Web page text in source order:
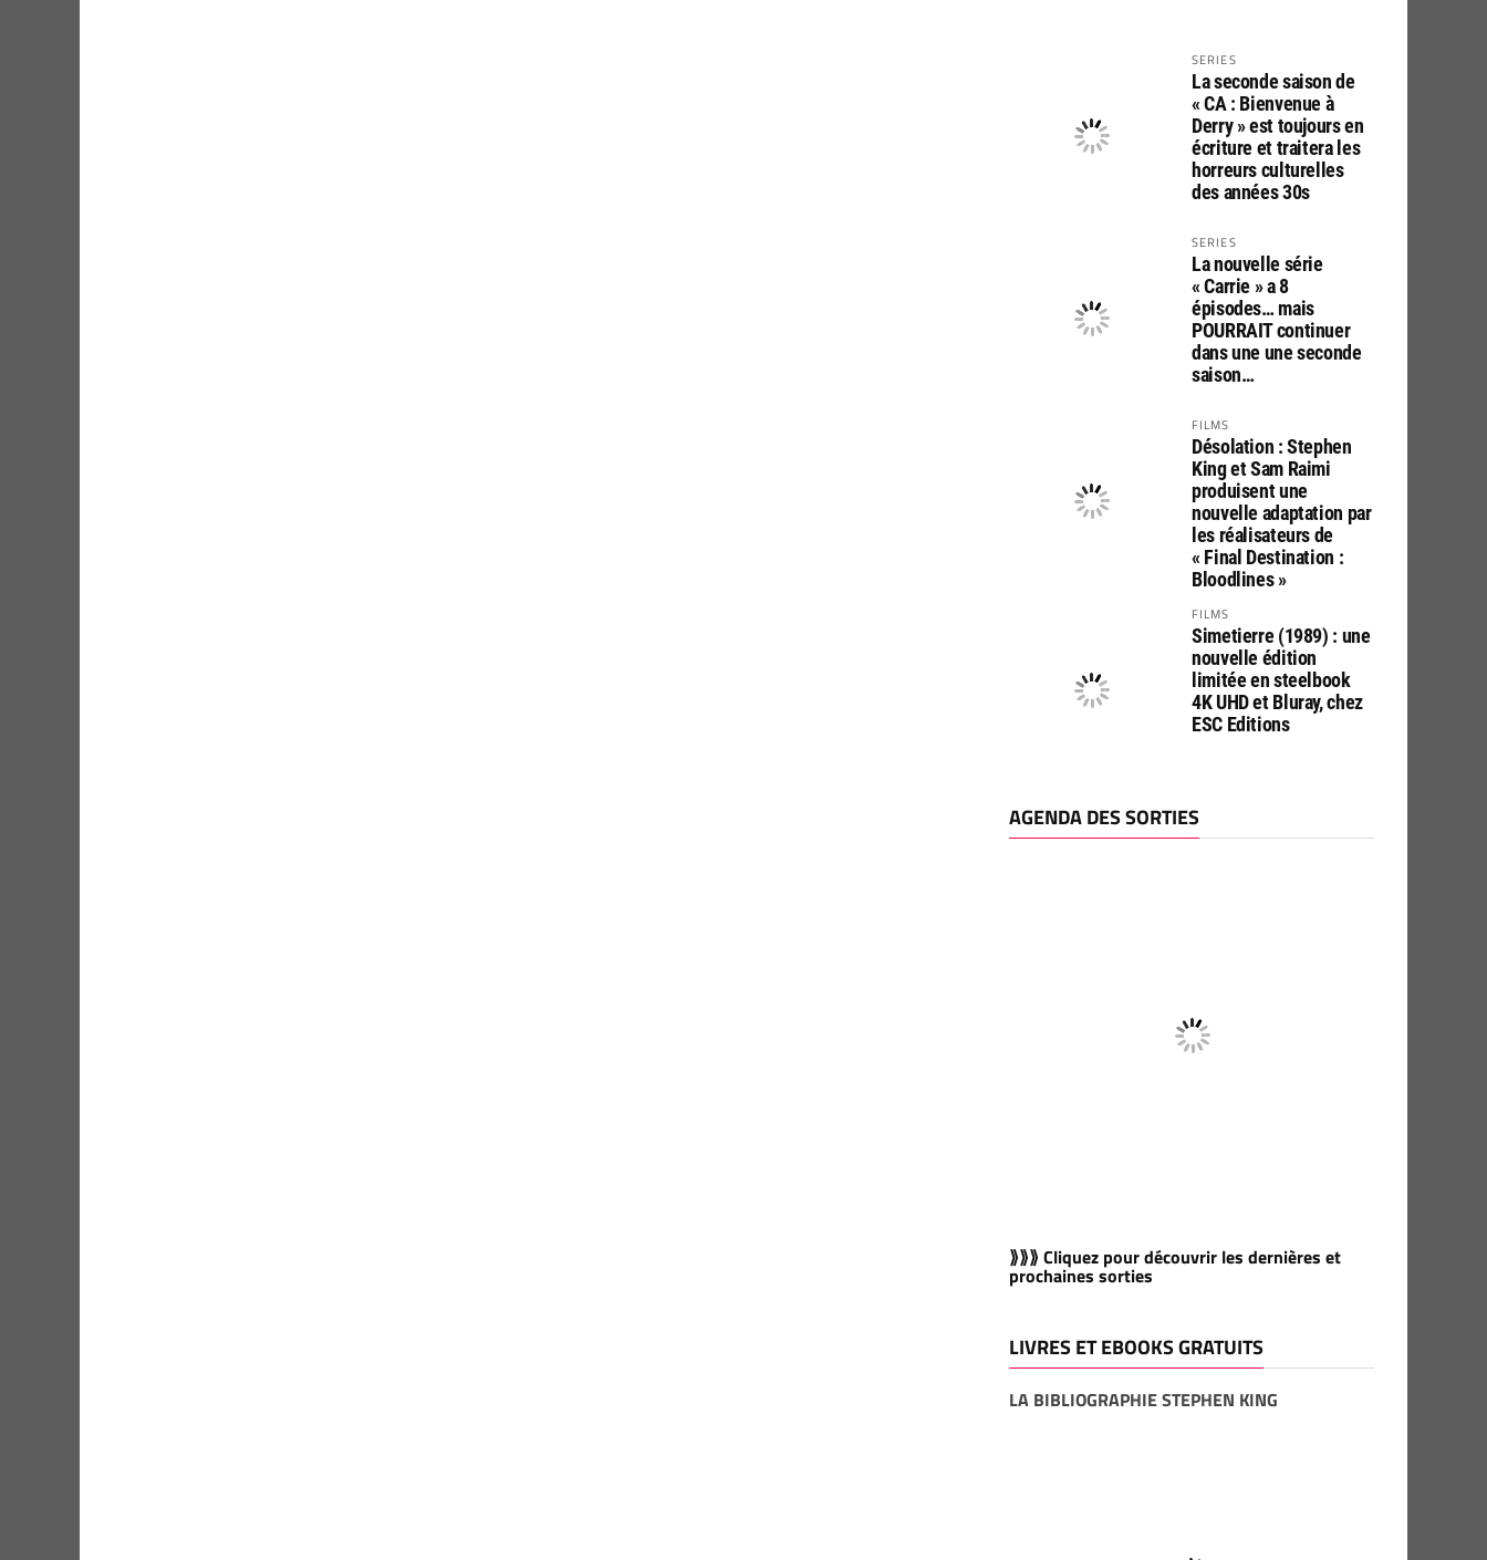
SERIES
La seconde saison de
« CA : Bienvenue à
Derry » est toujours en
écriture et traitera les
horreurs culturelles
des années 30s
SERIES
La nouvelle série
« Carrie » a 8
épisodes… mais
POURRAIT continuer
dans une une seconde
saison…
FILMS
Désolation : Stephen
King et Sam Raimi
produisent une
nouvelle adaptation par
les réalisateurs de
« Final Destination :
Bloodlines »
FILMS
Simetierre (1989) : une
nouvelle édition
limitée en steelbook
4K UHD et Bluray, chez
ESC Editions
AGENDA DES SORTIES
⟫⟫⟫ Cliquez pour découvrir les dernières et
prochaines sorties
LIVRES ET EBOOKS GRATUITS
LA BIBLIOGRAPHIE STEPHEN KING